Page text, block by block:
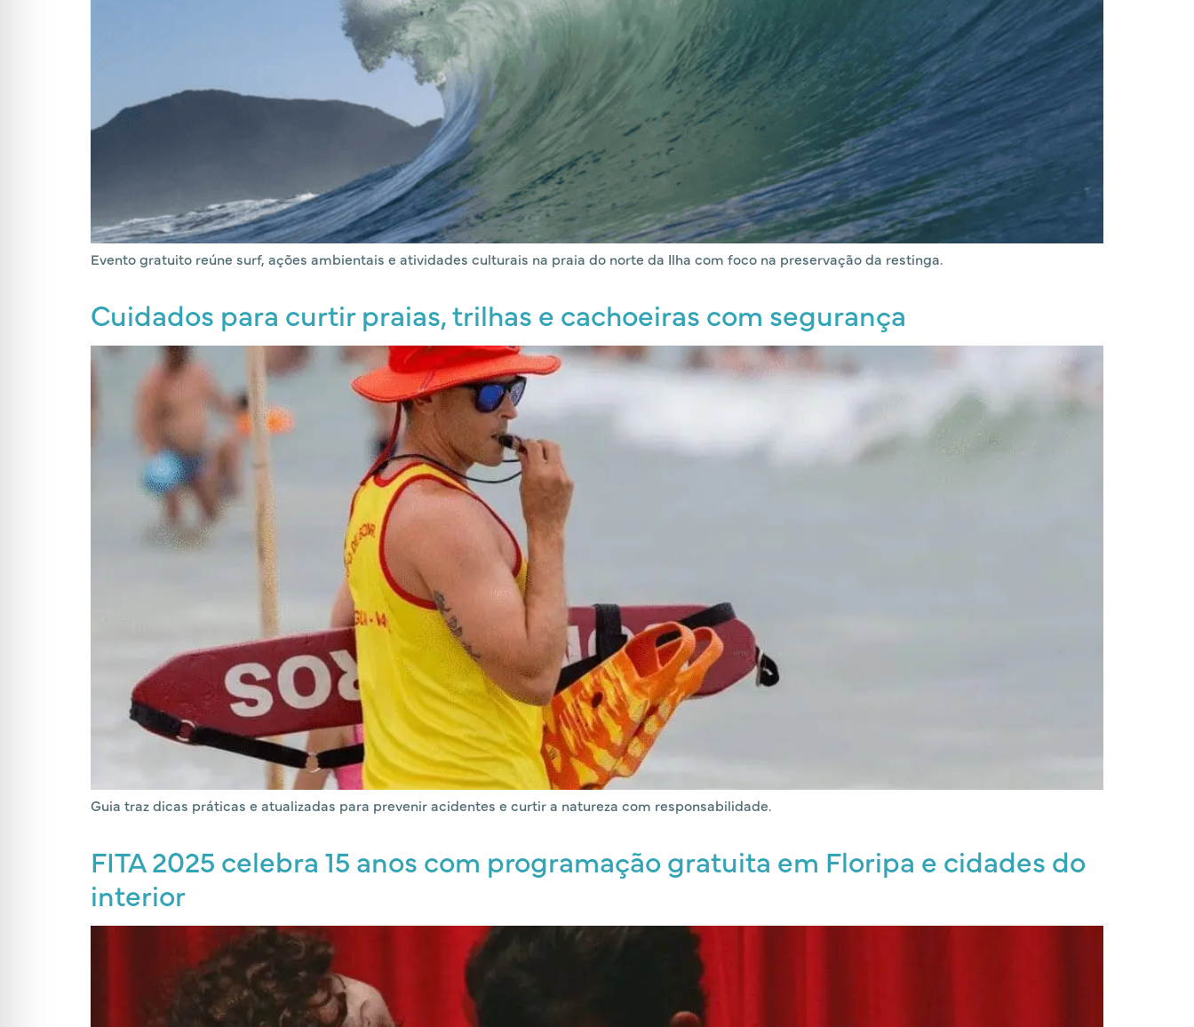
Evento gratuito reúne surf, ações ambientais e atividades culturais na praia do norte da Ilha com foco na preservação da restinga.
Cuidados para curtir praias, trilhas e cachoeiras com segurança
Guia traz dicas práticas e atualizadas para prevenir acidentes e curtir a natureza com responsabilidade.
FITA 2025 celebra 15 anos com programação gratuita em Floripa e cidades do
interior